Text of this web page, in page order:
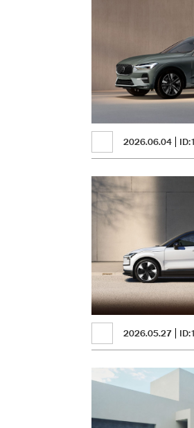
2026.06.04
2026.05.27